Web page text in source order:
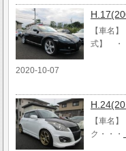
【車名
式】 ・
2020-10-07
【車名
ク・・・